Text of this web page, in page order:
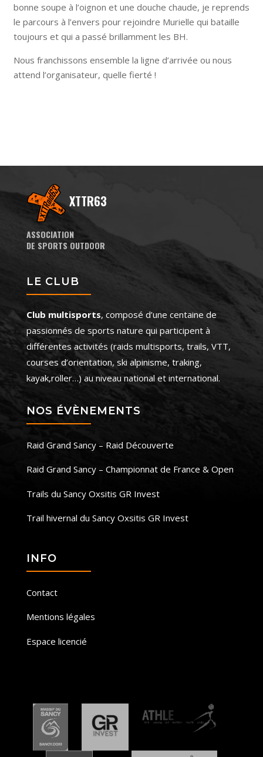
bonne soupe à l’oignon et une douche chaude, je reprends
le parcours à l’envers pour rejoindre Murielle qui bataille
toujours et qui a passé brillamment les BH.
Nous franchissons ensemble la ligne d’arrivée ou nous
attend l’organisateur, quelle fierté !
XTTR63
ASSOCIATION
DE SPORTS OUTDOOR
LE CLUB
Club multisports, composé d’une centaine de
passionnés de sports nature qui participent à
différentes activités (raids multisports, trails, VTT,
courses d’orientation, ski alpinisme, traking,
kayak,roller…) au niveau national et international.
NOS ÉVÈNEMENTS
Raid Grand Sancy – Raid Découverte
Raid Grand Sancy – Championnat de France & Open
Trails du Sancy Oxsitis GR Invest
Trail hivernal du Sancy Oxsitis GR Invest
INFO
Contact
Mentions légales
Espace licencié